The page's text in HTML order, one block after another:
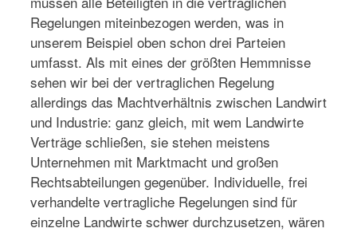
Regelungen miteinbezogen werden, was in
unserem Beispiel oben schon drei Parteien
umfasst. Als mit eines der größten Hemmnisse
sehen wir bei der vertraglichen Regelung
allerdings das Machtverhältnis zwischen Landwirt
und Industrie: ganz gleich, mit wem Landwirte
Verträge schließen, sie stehen meistens
Unternehmen mit Marktmacht und großen
Rechtsabteilungen gegenüber. Individuelle, frei
verhandelte vertragliche Regelungen sind für
einzelne Landwirte schwer durchzusetzen, wären